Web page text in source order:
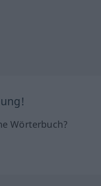
Wörterbuch?